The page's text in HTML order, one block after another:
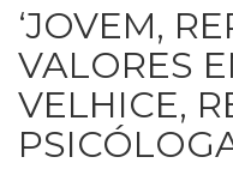
(14)
Culinária,
Alimentação
(14)
Economia,
Negócios
‘JOVEM,
VALORES
VELHICE,